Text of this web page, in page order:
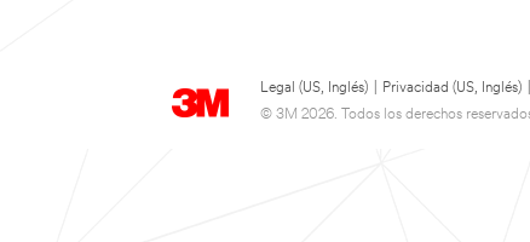
Legal (US, Inglés) Privacidad (US, Inglés)
© 3M 2026. Todos los derechos